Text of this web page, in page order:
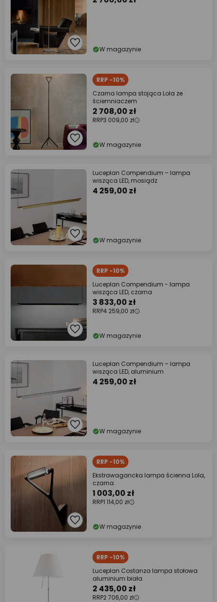
W magazynie
RRP -10%
Czarna lampa stojąca Lola ze
ściemniaczem
2 708,00 zł
RRP3 009,00 zł
W magazynie
Luceplan Compendium – lampa
wisząca LED, mosiądz
4 259,00 zł
W magazynie
RRP -10%
Luceplan Compendium - lampa
wisząca LED, czarna
3 833,00 zł
RRP4 259,00 zł
W magazynie
Luceplan Compendium – lampa
wisząca LED, aluminium
4 259,00 zł
W magazynie
RRP -10%
Ekstrawagancka lampa ścienna Lola,
czarna
1 003,00 zł
RRP1 114,00 zł
W magazynie
RRP -10%
Luceplan Costanza lampa stołowa
aluminium biała
2 435,00 zł
RRP2 706,00 zł